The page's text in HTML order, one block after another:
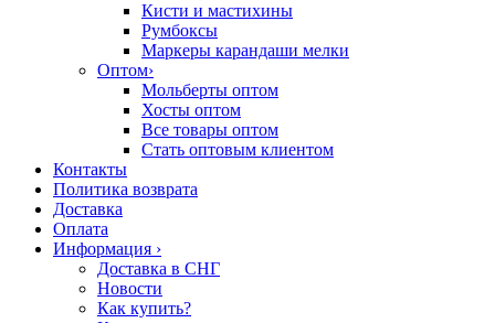
Кисти и мастихины
Румбоксы
Маркеры карандаши мелки
Оптом›
Мольберты оптом
Хосты оптом
Все товары оптом
Стать оптовым клиентом
Контакты
Политика возврата
Доставка
Оплата
Информация ›
Доставка в СНГ
Новости
Как купить?